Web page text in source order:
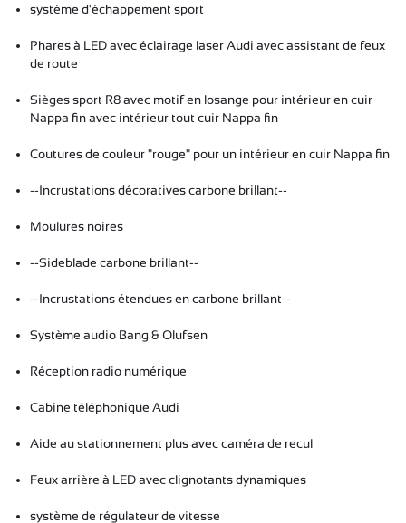
système d'échappement sport
Phares à LED avec éclairage laser Audi avec assistant de feux
de route
Sièges sport R8 avec motif en losange pour intérieur en cuir
Nappa fin avec intérieur tout cuir Nappa fin
Coutures de couleur "rouge" pour un intérieur en cuir Nappa fin
--Incrustations décoratives carbone brillant--
Moulures noires
--Sideblade carbone brillant--
--Incrustations étendues en carbone brillant--
Système audio Bang & Olufsen
Réception radio numérique
Cabine téléphonique Audi
Aide au stationnement plus avec caméra de recul
Feux arrière à LEDavec clignotantsdynamiques
système de régulateur de vitesse